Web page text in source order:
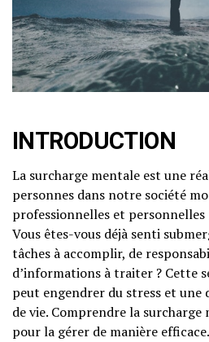
INTRODUCTION
La surcharge mentale est une
personnes dans notre société
professionnelles et personnelles
Vous êtes-vous déjà senti
tâches à accomplir, de
d’informations à traiter ? Cette
peut engendrer du stress et
de vie. Comprendre la
pour la gérer de manière efficace.